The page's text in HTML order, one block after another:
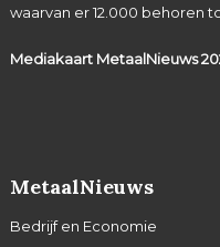
waarvan er 12.000 behoren
Mediakaart MetaalNieuws
MetaalNieuws
Bedrijf en Economie